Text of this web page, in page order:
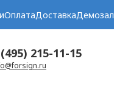
ОплатаДоставкаДемозал
215-11-15